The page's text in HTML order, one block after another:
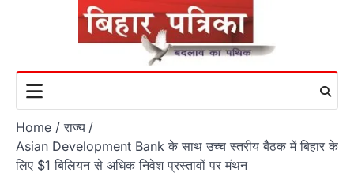
Home
राज्य
Asian Development Bank के साथ उच्च स्तरीय बैठक में बिहार के
लिए $1 बिलियन से अधिक निवेश प्रस्तावों पर मंथन